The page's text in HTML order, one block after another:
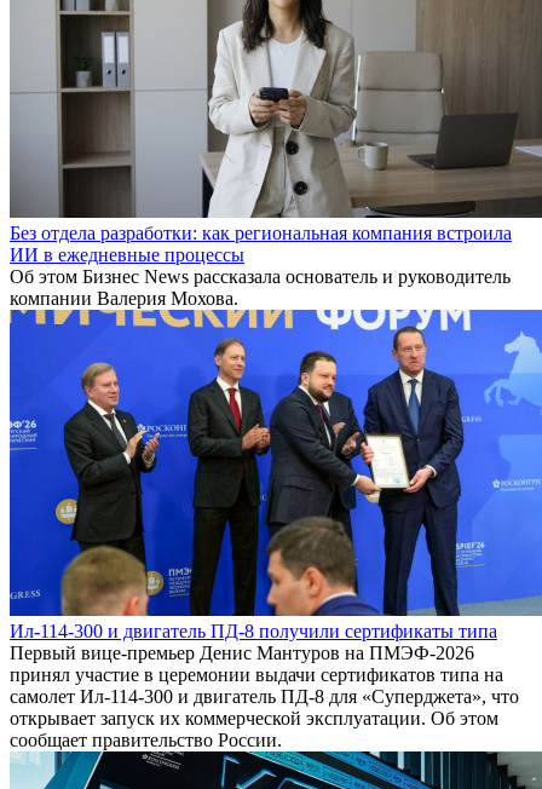
Без отдела разработки: как региональная компания встроила
ИИ в ежедневные процессы
Об этом Бизнес News рассказала основатель и руководитель
компании Валерия Мохова.
Ил-114-300 и двигатель ПД-8 получили сертификаты типа
Первый вице-премьер Денис Мантуров на ПМЭФ-2026
принял участие в церемонии выдачи сертификатов типа на
самолет Ил-114-300 и двигатель ПД-8 для «Суперджета», что
открывает запуск их коммерческой эксплуатации. Об этом
сообщает правительство России.